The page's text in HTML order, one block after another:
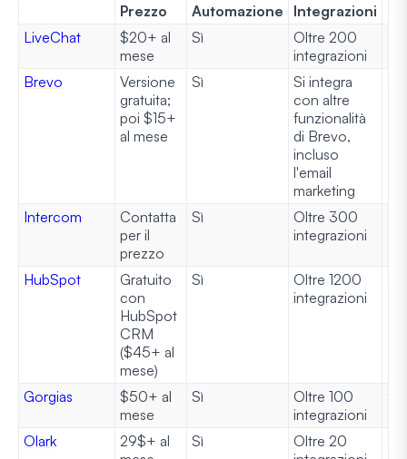
Prezzo Automazione Integrazioni
LiveChat
$20+ al
mese
Sì
Oltre 200
integrazioni
Sì
Brevo
Versione
gratuita;
poi $15+
al mese
Sì
Si integra
con altre
funzionalità
di Brevo,
incluso
l'email
marketing
Sì
Intercom
Contatta
per il
prezzo
Sì
Oltre 300
integrazioni
Sì
HubSpot
Gratuito
con
HubSpot
CRM
($45+ al
mese)
Sì
Oltre 1200
integrazioni
Sì
Gorgias
$50+ al
mese
Sì
Oltre 100
integrazioni
Sì
Olark
29$+ al
Sì
Oltre 20
Sì